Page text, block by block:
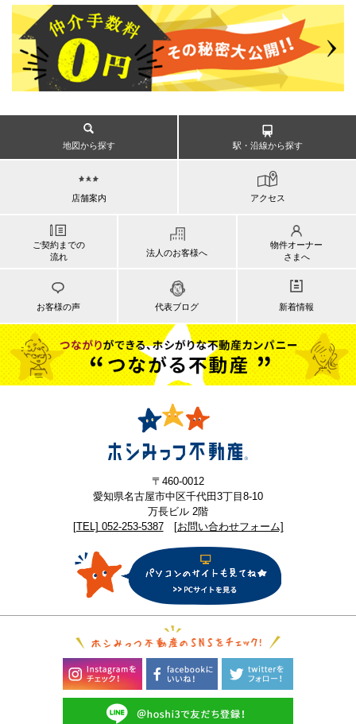
地図から探す 駅・沿線から探す
店舗案内 アクセス
ご契約までの
流れ
法人のお客様へ
物件オーナー
さまへ
お客様の声 代表ブログ 新着情報
〒460-0012
愛知県名古屋市中区千代田3丁目8-10
万長ビル 2階
[TEL] 052-253-5387
[お問い合わせフォーム]